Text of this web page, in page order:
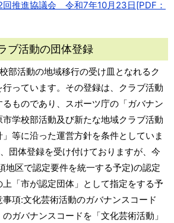
推進協議会 令和7年10月23日[PDF：
ブ活動の団体登録
部活動の地域移行の受け皿となれるク
っています。その登録は、クラブ活動
ものであり、スポーツ庁の「ガバナン
学校部活動及び新たな地域クラブ活動
等に沿った運営方針を条件としていま
団体登録を受け付けておりますが、今
地区で認定要件を統一する予定)の認定
「市が認定団体」として指定をする予
項:文化芸術活動のガバナンスコード
ガバナンスコードを「文化芸術活動」